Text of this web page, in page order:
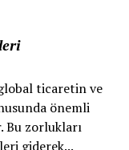
ticaretin ve
önemli
Bu zorlukları
giderek...